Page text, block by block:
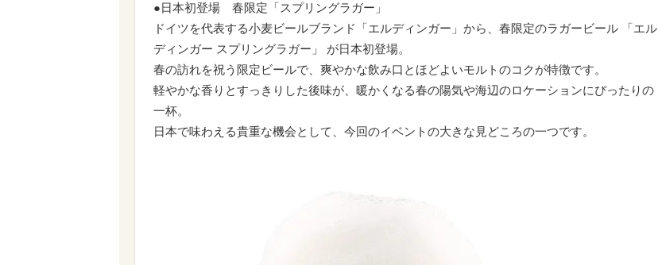
●日本初登場 春限定「スプリングラガー」
ドイツを代表する小麦ビールブランド「エルディンガー」から、春限定のラガービール 「エル
ディンガー スプリングラガー」 が日本初登場。
春の訪れを祝う限定ビールで、爽やかな飲み口とほどよいモルトのコクが特徴です。
軽やかな香りとすっきりした後味が、暖かくなる春の陽気や海辺のロケーションにぴったりの
一杯。
日本で味わえる貴重な機会として、今回のイベントの大きな見どころの一つです。